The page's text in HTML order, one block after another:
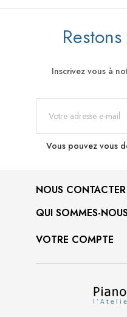
Inscrivez vous à
Vous pouvez vous
NOUS CONTACTER
QUI SOMMES-
VOTRE COMPTE